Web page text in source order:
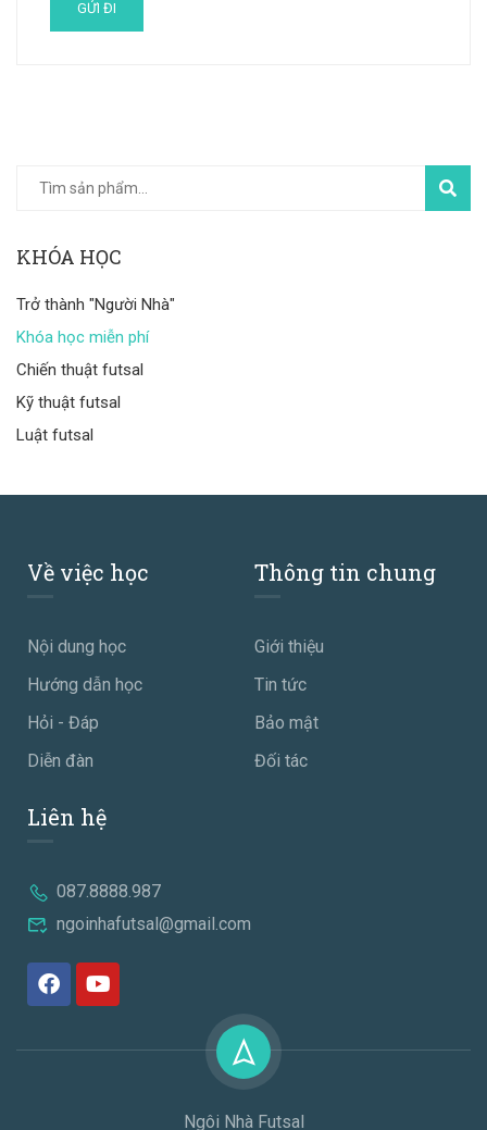
TÌM
KIẾM
KHÓA HỌC
Trở thành "Người Nhà"
Khóa học miễn phí
Chiến thuật futsal
Kỹ thuật futsal
Luật futsal
Về việc học
Nội dung học
Hướng dẫn học
Hỏi - Đáp
Diễn đàn
Thông tin chung
Giới thiệu
Tin tức
Bảo mật
Đối tác
Liên hệ
087.8888.987
ngoinhafutsal@gmail.com
Ngôi Nhà Futsal